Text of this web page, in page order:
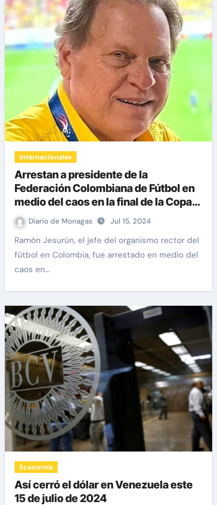
Internacionales
Arrestan a presidente de la
Federación Colombiana de Fútbol en
medio del caos en la final de la Copa
América (+Video)
Diario de Monagas Jul 15, 2024
Ramón Jesurún, el jefe del organismo rector del
fútbol en Colombia, fue arrestado en medio del
caos en…
Economía
Así cerró el dólar en Venezuela este
15 de julio de 2024